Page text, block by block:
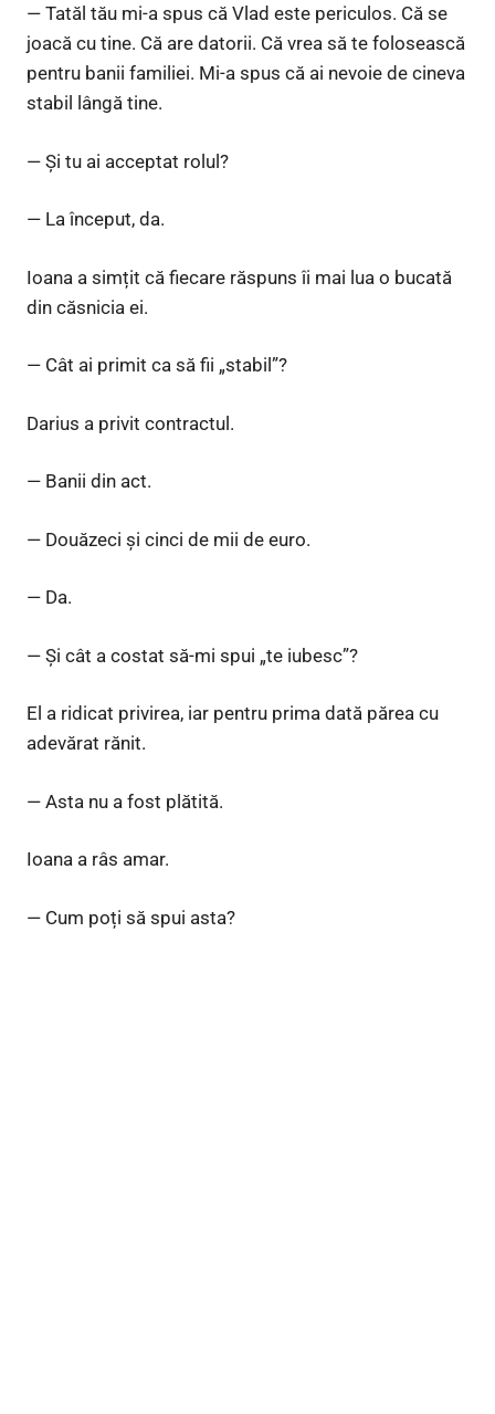
— Tatăl tău mi-a spus că Vlad este periculos. Că se
joacă cu tine. Că are datorii. Că vrea să te folosească
pentru banii familiei. Mi-a spus că ai nevoie de cineva
stabil lângă tine.
— Și tu ai acceptat rolul?
— La început, da.
Ioana a simțit că fiecare răspuns îi mai lua o bucată
din căsnicia ei.
— Cât ai primit ca să fii „stabil”?
Darius a privit contractul.
— Banii din act.
— Douăzeci și cinci de mii de euro.
— Da.
— Și cât a costat să-mi spui „te iubesc”?
El a ridicat privirea, iar pentru prima dată părea cu
adevărat rănit.
— Asta nu a fost plătită.
Ioana a râs amar.
— Cum poți să spui asta?